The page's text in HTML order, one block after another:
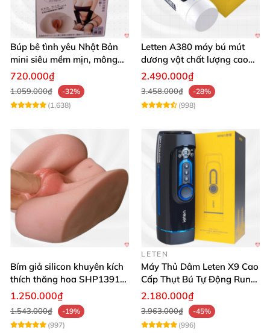
Búp bê tình yêu Nhật Bản
mini siêu mềm mịn, mông
tròn quyến rũ
720.000₫
1.059.000₫
-32%
(1,638)
Letten A380 máy bú mút
dương vật chất lượng cao
giá tốt
2.490.000₫
3.458.000₫
-28%
(998)
Bím giả silicon khuyên kích
thích thăng hoa SHP1391
ShopHanhPhuc
1.250.000₫
1.543.000₫
-19%
(997)
LETEN
Máy Thủ Dâm Leten X9 Cao
Cấp Thụt Bú Tự Động Rung
Rên
2.180.000₫
3.963.000₫
-45%
(996)